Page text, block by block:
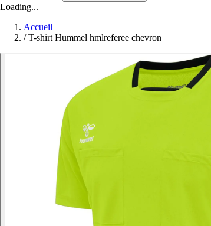
Loading...
Accueil
/ T-shirt Hummel hmlreferee chevron